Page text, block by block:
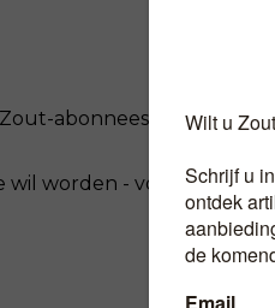
abonnees.
wil worden - voor 6,60